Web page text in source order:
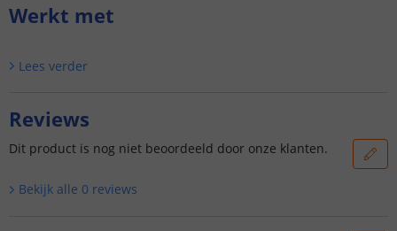
Werkt met
Lees verder
Reviews
Dit product is nog niet beoordeeld door onze klanten.
Bekijk alle 0 reviews